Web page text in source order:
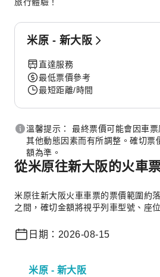
米原 - 新大阪
直達服務
最低票價參考
最短距離/時間
溫馨提示： 最終票價可能會因車
其他動態因素而有所調整。確切票
額為準。
從米原往新大阪的火車
米原往新大阪火車車票的票價範圍約
之間，確切金額將視乎列車型號、座
日期：2026-08-15
米原 - 新大阪